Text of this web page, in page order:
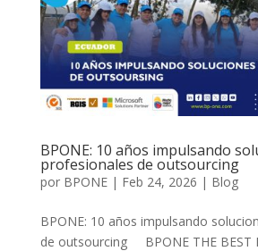
BPONE: 10 años impulsando
profesionales de outsourcing
por BPONE| Feb 24, 2026 | Blog
BPONE: 10 años impulsando
de outsourcing BPONE THE BEST